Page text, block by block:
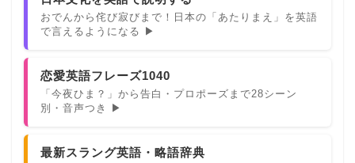
おでんから侘び寂びまで！日本の「あたりまえ」を英語
で言えるようになる ▶
恋愛英語フレーズ1040
「今夜ひま？」から告白・プロポーズまで28シーン
別・音声つき ▶
最新スラング英語・略語辞典